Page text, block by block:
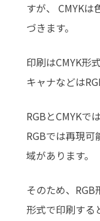
すが、 CMYK
づきます。
印刷はCMYK形
キャナなどは
RGBとCMYKで
RGBでは再現可
域があります。
そのため、
形式で印刷する